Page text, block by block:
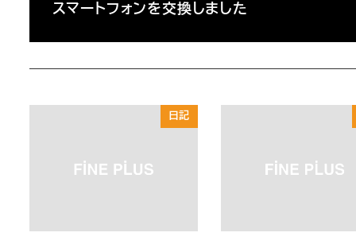
スマートフォンを交換しました
日記